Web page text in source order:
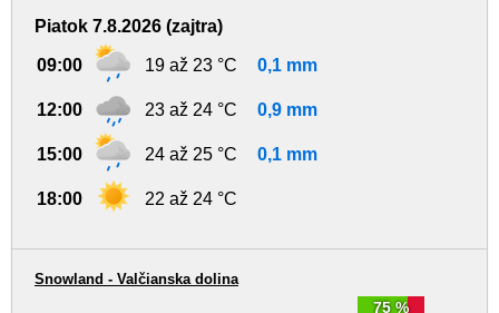
Piatok 7.8.2026 (zajtra)
09:00 19 až 23 °C 0,1 mm
12:00 23 až 24 °C 0,9 mm
15:00 24 až 25 °C 0,1 mm
18:00 22 až 24 °C
75 %
Snowland - Valčianska dolina